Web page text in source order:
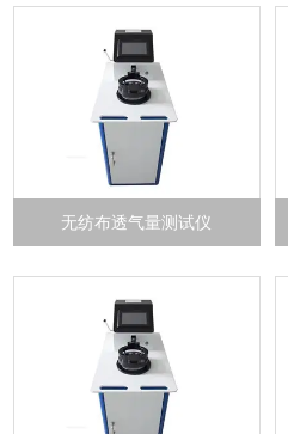
无纺布透气量测试仪